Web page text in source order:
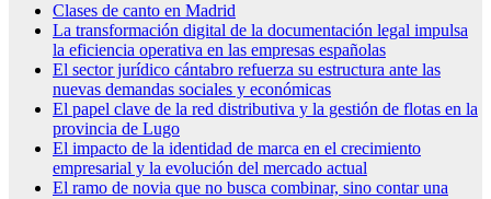
Clases de canto en Madrid
La transformación digital de la documentación legal impulsa
la eficiencia operativa en las empresas españolas
El sector jurídico cántabro refuerza su estructura ante las
nuevas demandas sociales y económicas
El papel clave de la red distributiva y la gestión de flotas en la
provincia de Lugo
El impacto de la identidad de marca en el crecimiento
empresarial y la evolución del mercado actual
El ramo de novia que no busca combinar, sino contar una